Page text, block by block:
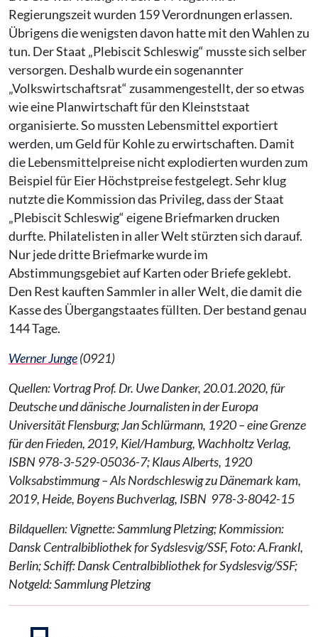
Regierungszeit wurden 159 Verordnungen erlassen.
Übrigens die wenigsten davon hatte mit den Wahlen zu
tun. Der Staat „Plebiscit Schleswig“ musste sich selber
versorgen. Deshalb wurde ein sogenannter
„Volkswirtschaftsrat“ zusammengestellt, der so etwas
wie eine Planwirtschaft für den Kleinststaat
organisierte. So mussten Lebensmittel exportiert
werden, um Geld für Kohle zu erwirtschaften. Damit
die Lebensmittelpreise nicht explodierten wurden zum
Beispiel für Eier Höchstpreise festgelegt. Sehr klug
nutzte die Kommission das Privileg, dass der Staat
„Plebiscit Schleswig“ eigene Briefmarken drucken
durfte. Philatelisten in aller Welt stürzten sich darauf.
Nur jede dritte Briefmarke wurde im
Abstimmungsgebiet auf Karten oder Briefe geklebt.
Den Rest kauften Sammler in aller Welt, die damit die
Kasse des Übergangstaates füllten. Der bestand genau
144 Tage.
Werner Junge(0921)
Quellen: Vortrag Prof. Dr. Uwe Danker, 20.01.2020, für
Deutsche und dänische Journalisten in der Europa
Universität Flensburg; Jan Schlürmann, 1920 – eine Grenze
für den Frieden, 2019, Kiel/Hamburg, Wachholtz Verlag,
ISBN 978-3-529-05036-7; Klaus Alberts, 1920
Volksabstimmung – Als Nordschleswig zu Dänemark kam,
2019, Heide, Boyens Buchverlag, ISBN 978-3-8042-15
Bildquellen: Vignette: Sammlung Pletzing; Kommission:
Dansk Centralbibliothek for Sydslesvig/SSF, Foto: A.Frankl,
Berlin; Schiff: Dansk Centralbibliothek for Sydslesvig/SSF;
Notgeld: Sammlung Pletzing